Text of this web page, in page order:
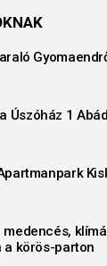
Úszóház 1
medencés,
a körös-parton